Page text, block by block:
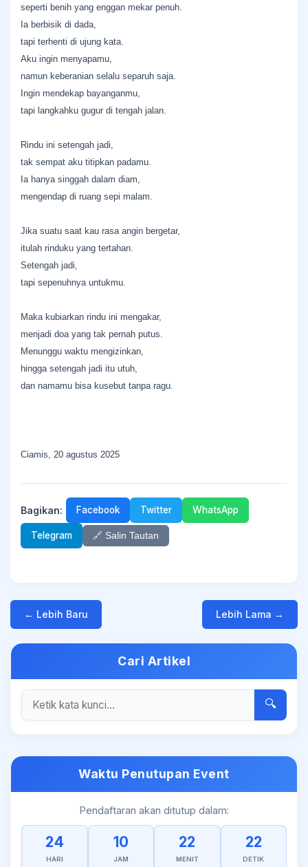
seperti benih yang enggan mekar penuh.
Ia berbisik di dada,
tapi terhenti di ujung kata.
Aku ingin menyapamu,
namun keberanian selalu separuh saja.
Ingin mendekap bayanganmu,
tapi langkahku gugur di tengah jalan.
Rindu ini setengah jadi,
tak sempat aku titipkan padamu.
Ia hanya singgah dalam diam,
mengendap di ruang sepi malam.
Jika suatu saat kau rasa angin bergetar,
itulah rinduku yang tertahan.
Setengah jadi,
tapi sepenuhnya untukmu.
Maka kubiarkan rindu ini mengakar,
menjadi doa yang tak pernah putus.
Menunggu waktu mengizinkan,
hingga setengah jadi itu utuh,
dan namamu bisa kusebut tanpa ragu.
Ciamis, 20 agustus 2025
Bagikan: Facebook Twitter WhatsApp
Telegram 🔗 Salin Tautan
← Lebih Baru Lebih Lama →
Cari Artikel
🔍
Waktu Penutupan Event
Pendaftaran akan ditutup dalam:
24
HARI
10
JAM
22
MENIT
21
DETIK